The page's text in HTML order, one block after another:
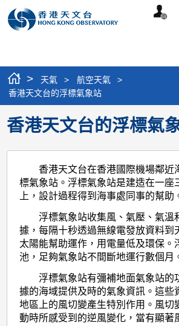
個
> 天氣 > 航空天氣
>
香港天文台的浮標氣象站
香港天文台的浮標氣
香港天文台在香港國際機場鄰近
標氣象站。浮標氣象站是建造在一座
上，設計過程得到海事處同事的幫助
浮標氣象站收集風、氣壓、氣溫
據，每隔十秒透過無線電發放資料到
太陽能幫助運作，用電量低及環保。
池，足夠氣象站不間斷地運行數個月
浮標氣象站有彌補地面氣象站的
據的海域提供及時的氣象資訊。這些
地區上的風切變產生特別作用。風切
動時所感受到的逆風變化，當有顯著